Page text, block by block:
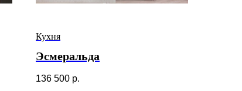
Кухня
Эсмеральда
136 500 р.